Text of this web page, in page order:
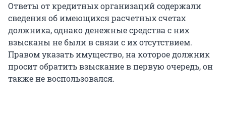
Ответы от кредитных организаций содержали
сведения об имеющихся расчетных счетах
должника, однако денежные средства с них
взысканы не были в связи с их отсутствием.
Правом указать имущество, на которое должник
просит обратить взыскание в первую очередь, он
также не воспользовался.